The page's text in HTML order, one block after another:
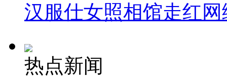
汉服仕女照相馆走红网
热点新闻